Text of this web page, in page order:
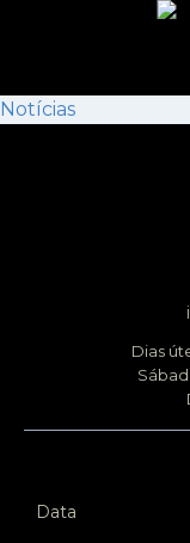
Notícias
Dias
Data